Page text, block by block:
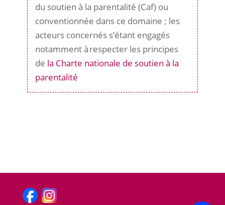
du soutien à la parentalité (Caf) ou
conventionnée dans ce domaine ; les
acteurs concernés s’étant engagés
notamment à respecter les principes
de la Charte nationale de soutien à la
parentalité